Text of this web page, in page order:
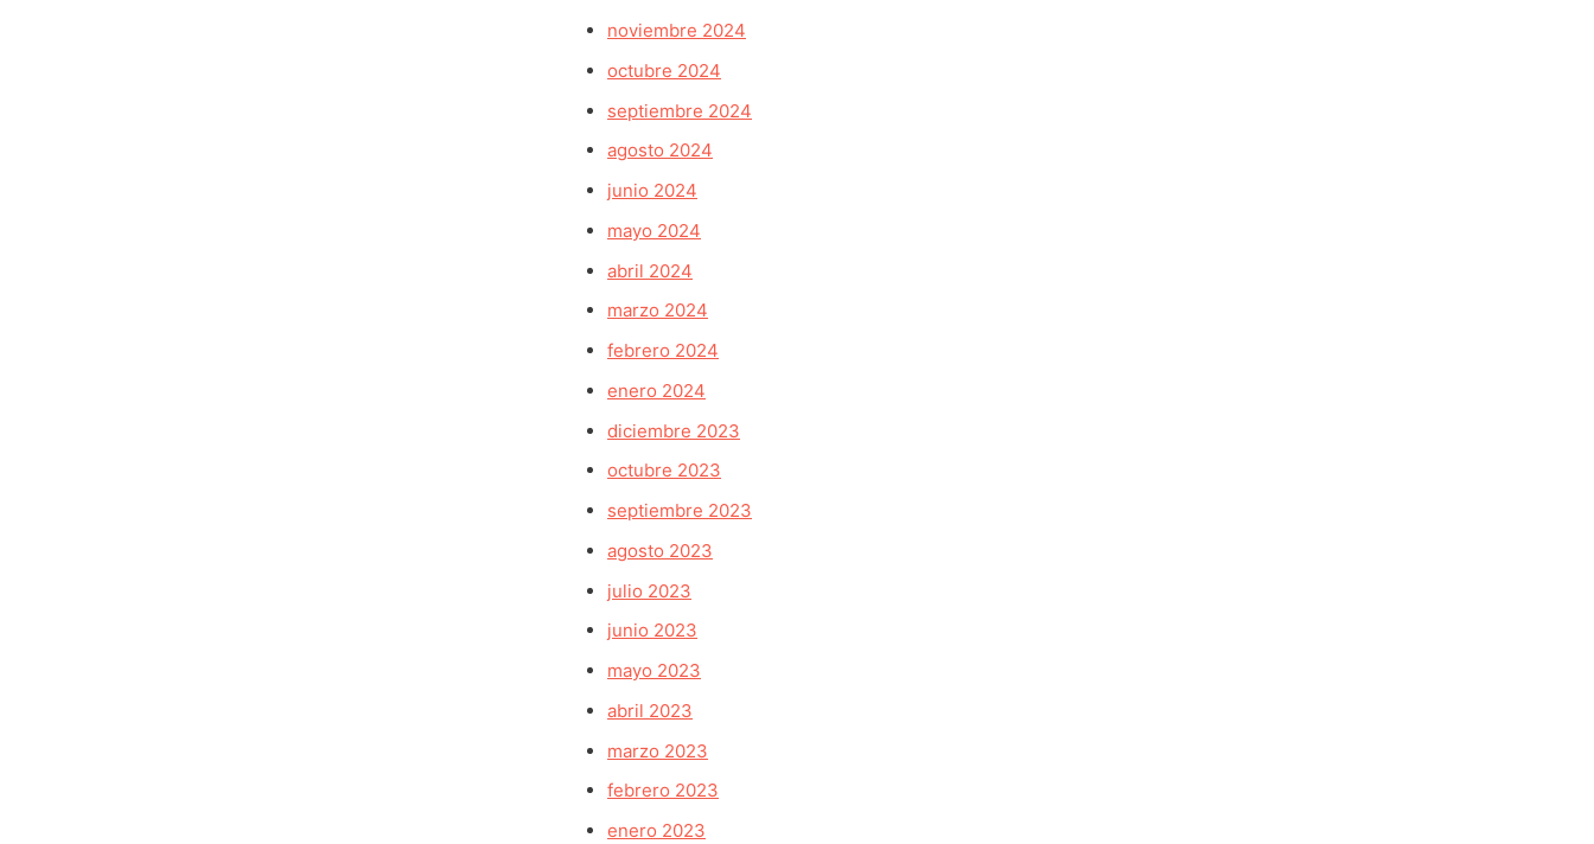
noviembre 2024
octubre 2024
septiembre 2024
agosto 2024
junio 2024
mayo 2024
abril 2024
marzo 2024
febrero 2024
enero 2024
diciembre 2023
octubre 2023
septiembre 2023
agosto 2023
julio 2023
junio 2023
mayo 2023
abril 2023
marzo 2023
febrero 2023
enero 2023